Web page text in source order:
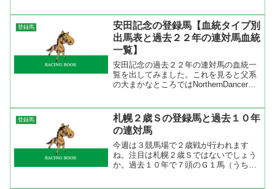
クイーンＳ２着、ローズＳ３着だが、ロ
ーズＳでは直線持ったまま...
登録馬
安田記念の登録馬【血統タイプ別
出馬表と過去２２年の連対馬血統
一覧】
安田記念の過去２２年の連対馬の血統一
覧を出してみました。これを見ると父系
の大まかなところではNorthernDancer
Na...
登録馬
札幌２歳Ｓの登録馬と過去１０年
の連対馬
今週は３競馬場で２歳戦が行われます
ね。注目は札幌２歳Ｓではないでしょう
か。過去１０年で７頭のＧ１馬（うち２